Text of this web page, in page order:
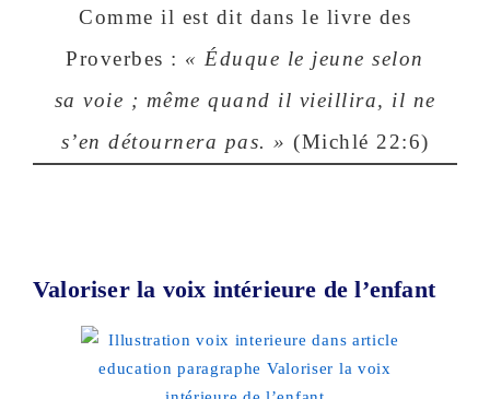
Comme il est dit dans le livre des
Proverbes : « Éduque le jeune selon
sa voie ; même quand il vieillira, il ne
s’en détournera pas. » (Michlé 22:6)
Valoriser la voix intérieure de l’enfant